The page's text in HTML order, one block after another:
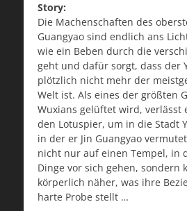
Story:
Die Machenschaften des
Guangyao sind endlich ans
wie ein Beben durch die
geht und dafür sorgt, dass der
plötzlich nicht mehr der
Welt ist. Als eines der größten
Wuxians gelüftet wird, verlässt
den Lotuspier, um in die Stadt
in der er Jin Guangyao
nicht nur auf einen Tempel, in
Dinge vor sich gehen, sondern
körperlich näher, was ihre
harte Probe stellt …